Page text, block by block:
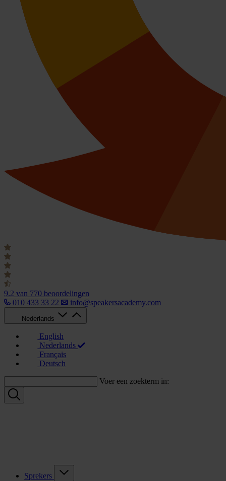
9.2 van 770 beoordelingen
010 433 33 22
info@speakersacademy.com
Nederlands
English
Nederlands
Français
Deutsch
Voer een zoekterm in:
Sprekers